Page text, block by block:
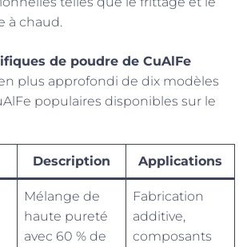
à chaud.
de poudre de CuAlFe
plus approfondi de dix modèles
populaires disponibles sur le
Description Applications
Mélange de
haute pureté
avec 60 % de
Fabrication
additive,
composants